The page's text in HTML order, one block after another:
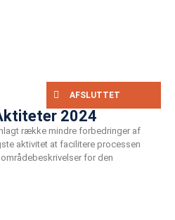
AFSLUTTET
2024
række mindre forbedringer af
aktivitet at facilitere processen
for den